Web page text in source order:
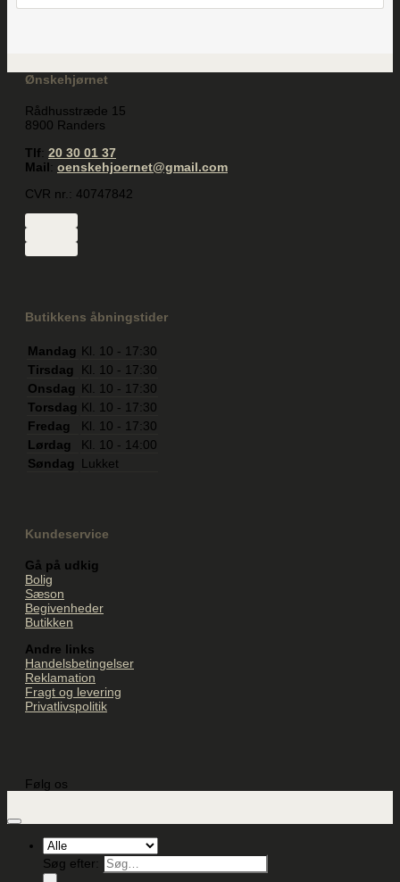
Ønskehjørnet
Rådhusstræde 15
8900 Randers
Tlf: 20 30 01 37
Mail: oenskehjoernet@gmail.com
CVR nr.: 40747842
Butikkens åbningstider
Mandag Kl. 10 - 17:30
Tirsdag
Kl. 10 - 17:30
Onsdag Kl. 10 - 17:30
Torsdag Kl. 10 - 17:30
Fredag
Kl. 10 - 17:30
Lørdag
Kl. 10 - 14:00
Søndag
Lukket
Kundeservice
Gå på udkig
Bolig
Sæson
Begivenheder
Butikken
Andre links
Handelsbetingelser
Reklamation
Fragt og levering
Privatlivspolitik
Følg os
Søg efter: